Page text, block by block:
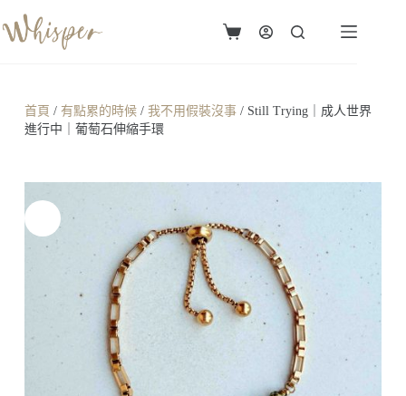
首頁 / 有點累的時候/ 我不用假裝沒事/ Still Trying｜成人世界
進行中｜葡萄石伸縮手環